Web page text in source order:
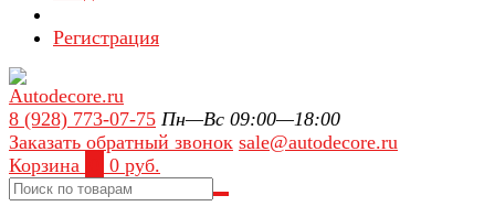
Регистрация
8 (928) 773-07-75 Пн—Вс 09:00—18:00
Заказать обратный звонок sale@autodecore.ru
Корзина
0 руб.